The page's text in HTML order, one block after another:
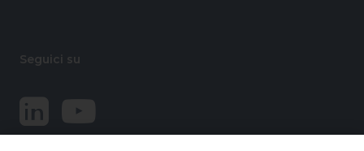
Seguici su